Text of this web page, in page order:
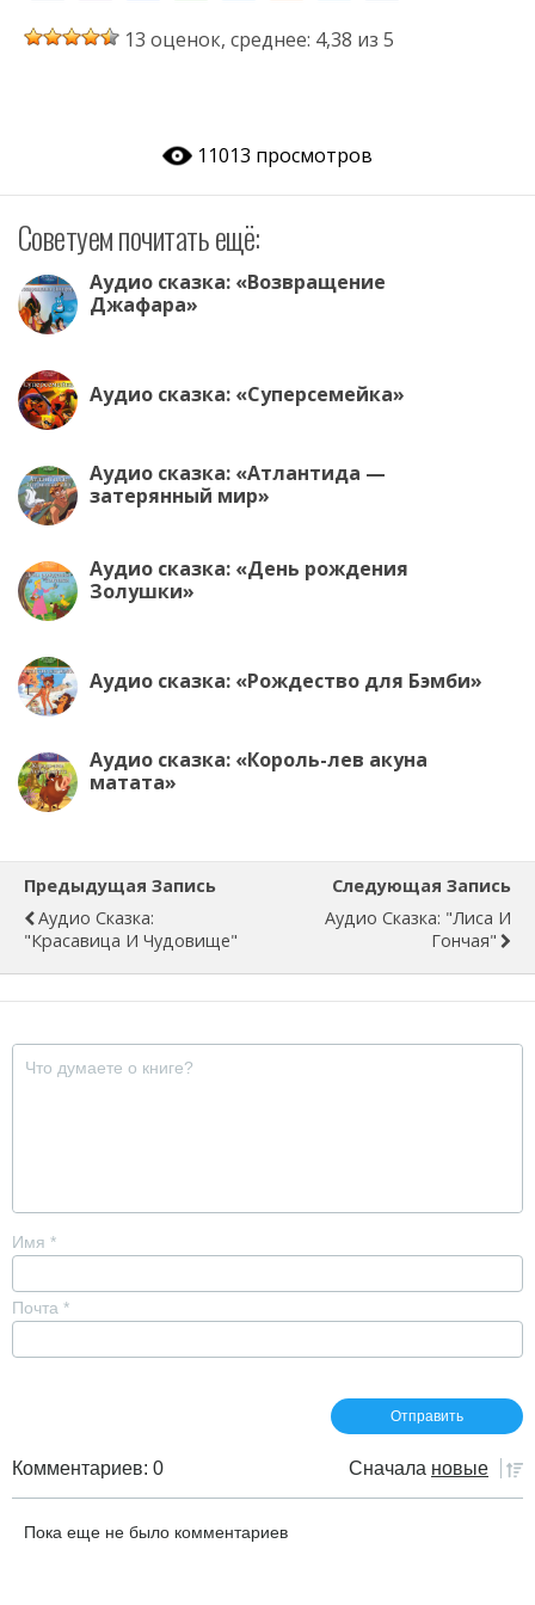
K b
er e
o
o
k
at
p
p
itt
d
n
as
s
ki
e
m
13 оценок, среднее: 4,38 из 5
11013 просмотров
Советуем почитать ещё:
Аудио сказка: «Возвращение
Джафара»
Аудио сказка: «Суперсемейка»
Аудио сказка: «Атлантида —
затерянный мир»
Аудио сказка: «День рождения
Золушки»
Аудио сказка: «Рождество для Бэмби»
Аудио сказка: «Король-лев акуна
матата»
Предыдущая Запись
Аудио Сказка:
"Красавица И Чудовище"
Следующая Запись
Аудио Сказка: "Лиса И
Гончая"
Имя *
Почта *
Комментариев: 0 Сначала новые
Пока еще не было комментариев